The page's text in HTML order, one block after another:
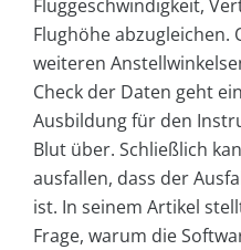
Fluggeschwindigkeit,
Flughöhe abzugleichen.
weiteren
Check der Daten geht
Ausbildung für den
Blut über. Schließlich
ausfallen, dass der
ist. In seinem Artikel
Frage, warum die